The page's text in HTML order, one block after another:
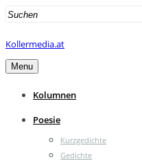
Search
Kollermedia.at
Menu
Kolumnen
Poesie
Kurzgedichte
Gedichte